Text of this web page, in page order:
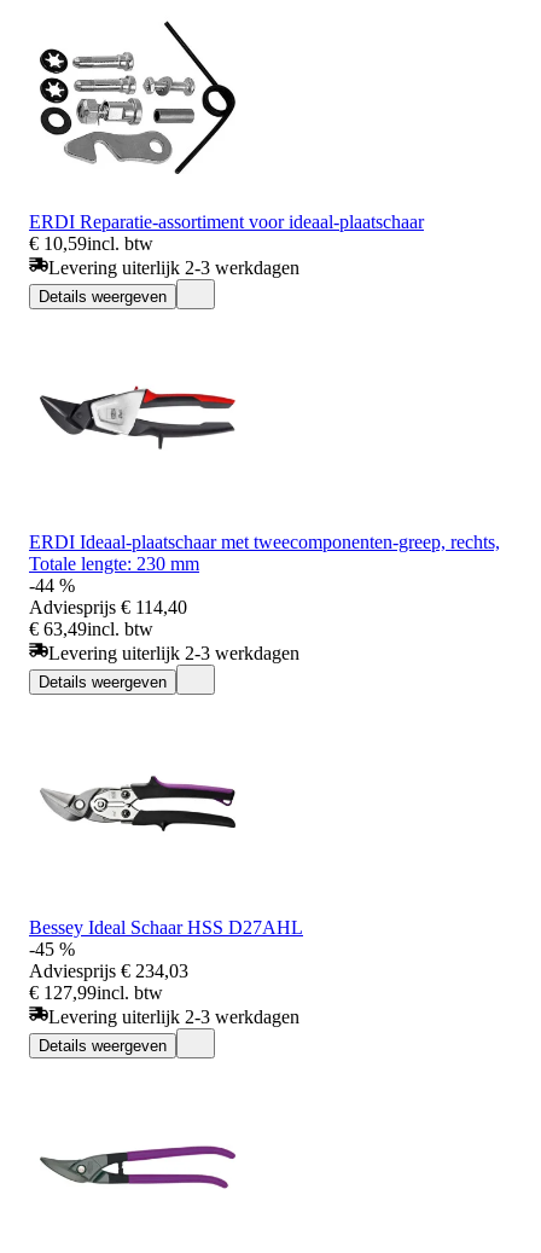
ERDI Reparatie-assortiment voor ideaal-plaatschaar
€ 10,59incl. btw
Levering uiterlijk 2-3 werkdagen
Details weergeven
ERDI Ideaal-plaatschaar met tweecomponenten-greep, rechts,
Totale lengte: 230 mm
-44 %
Adviesprijs € 114,40
€ 63,49incl. btw
Levering uiterlijk 2-3 werkdagen
Details weergeven
Bessey Ideal Schaar HSS D27AHL
-45 %
Adviesprijs € 234,03
€ 127,99incl. btw
Levering uiterlijk 2-3 werkdagen
Details weergeven